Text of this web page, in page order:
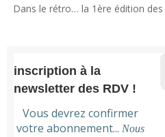
Dans le rétro… la 1ère édition des
inscription à la
newsletter des RDV !
Vous devrez confirmer
votre abonnement... Nous